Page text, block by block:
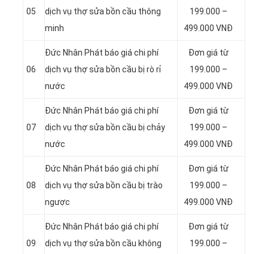
05
dịch vụ thợ sửa bồn cầu thông
minh
199.000 –
499.000 VNĐ
06
Đức Nhân Phát báo giá chi phí
dịch vụ thợ sửa bồn cầu bị rò rỉ
nước
Đơn giá từ
199.000 –
499.000 VNĐ
07
Đức Nhân Phát báo giá chi phí
dịch vụ thợ sửa bồn cầu bị chảy
nước
Đơn giá từ
199.000 –
499.000 VNĐ
08
Đức Nhân Phát báo giá chi phí
dịch vụ thợ sửa bồn cầu bị trào
ngược
Đơn giá từ
199.000 –
499.000 VNĐ
09
Đức Nhân Phát báo giá chi phí
dịch vụ thợ sửa bồn cầu không
Đơn giá từ
199.000 –